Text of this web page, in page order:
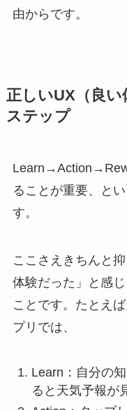
由からです。
正しいUX（良
ステップ
ることが重要、と
す。
ここさえきちんと
体験だった」と感
ことです。たとえ
プリでは、
Learn：自分の
ると天気予報が